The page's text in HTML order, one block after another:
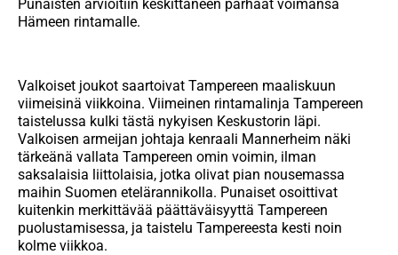
Punaisten arvioitiin keskittäneen parhaat voimansa
Hämeen rintamalle.
Valkoiset joukot saartoivat Tampereen maaliskuun
viimeisinä viikkoina. Viimeinen rintamalinja Tampereen
taistelussa kulki tästä nykyisen Keskustorin läpi.
Valkoisen armeijan johtaja kenraali Mannerheim näki
tärkeänä vallata Tampereen omin voimin, ilman
saksalaisia liittolaisia, jotka olivat pian nousemassa
maihin Suomen etelärannikolla. Punaiset osoittivat
kuitenkin merkittävää päättäväisyyttä Tampereen
puolustamisessa, ja taistelu Tampereesta kesti noin
kolme viikkoa.